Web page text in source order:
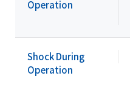
Operation
Shock During
Operation